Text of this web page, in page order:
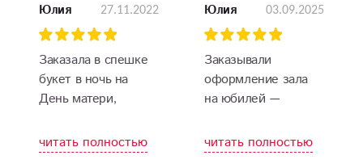
Юлия 27.11.2022
Заказала в спешке
букет в ночь на
День матери,
оперативно)
Композиция просто
читать полностью
Юлия 03.09.2025
Заказывали
оформление зала
на юбилей —
красиво. Цветовые
решения и подбор
читать полностью